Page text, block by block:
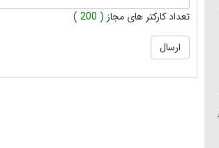
تعداد کارکتر های مجاز ( 200 )